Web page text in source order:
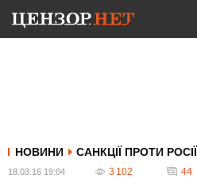
НОВИНИ САНКЦІЇ ПРОТИ РОСІЇ
18.03.16 19:04 3 102 44